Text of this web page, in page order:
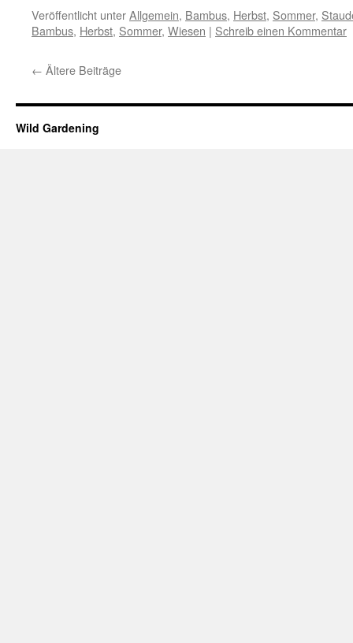
Veröffentlicht unterAllgemein, Bambus, Herbst, Sommer,
Bambus, Herbst, Sommer, Wiesen | Schreib einen Kommentar
← Ältere Beiträge
Wild Gardening